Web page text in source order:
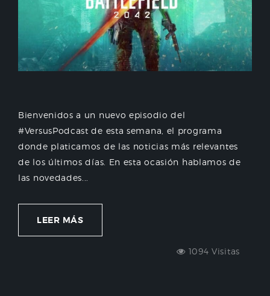
Bienvenidos a un nuevo episodio del
#VersusPodcast de esta semana, el programa
donde platicamos de las noticias más relevantes
de los últimos días. En esta ocasión hablamos de
las novedades...
LEER MÁS
1094 Visitas